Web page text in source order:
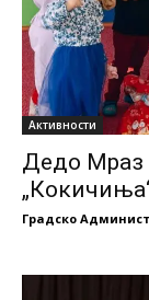
Активности
Дедо Мраз
Градско